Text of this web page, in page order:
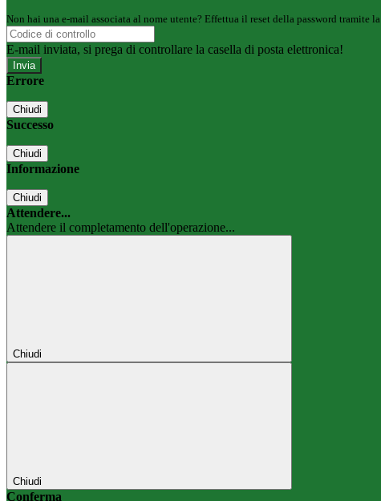
Non hai una e-mail associata al nome utente? Effettua il reset della password tramite la
E-mail inviata, si prega di controllare la casella di posta elettronica!
Errore
Chiudi
Successo
Chiudi
Informazione
Chiudi
Attendere...
Attendere il completamento dell'operazione...
Chiudi
Chiudi
Conferma